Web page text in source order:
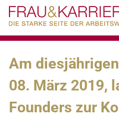
Am
08. März 2019,
Founders zur